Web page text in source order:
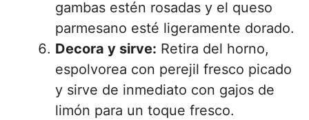
gambas estén rosadas y el queso
parmesano esté ligeramente dorado.
Decora y sirve: Retira del horno,
espolvorea con perejil fresco picado
y sirve de inmediato con gajos de
limón para un toque fresco.